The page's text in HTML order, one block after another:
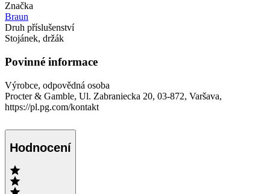
Značka
Braun
Druh příslušenství
Stojánek, držák
Povinné informace
Výrobce, odpovědná osoba
Procter & Gamble, Ul. Zabraniecka 20, 03-872, Varšava,
https://pl.pg.com/kontakt
Hodnocení